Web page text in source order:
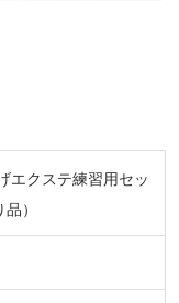
エクステ練習用セッ
）